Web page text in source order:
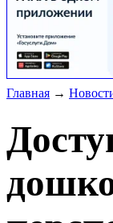
Главная →